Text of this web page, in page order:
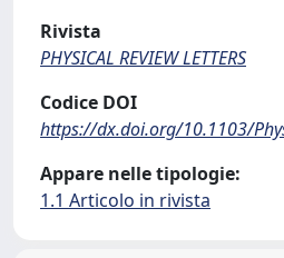
Rivista
PHYSICAL REVIEW LETTERS
Codice DOI
https://dx.doi.org/10.1103/
Appare nelle tipologie:
1.1 Articolo in rivista